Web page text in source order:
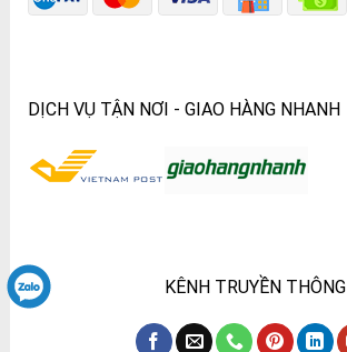
DỊCH VỤ TẬN NƠI - GIAO HÀNG NHANH
KÊNH TRUYỀN THÔNG